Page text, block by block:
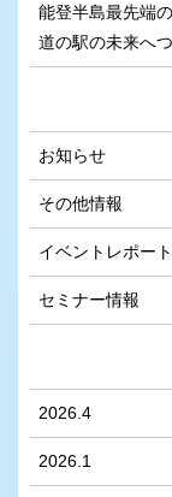
能登半島最先端
道の駅の未来へ
お知らせ
その他情報
イベントレポート
セミナー情報
2026.4
2026.1